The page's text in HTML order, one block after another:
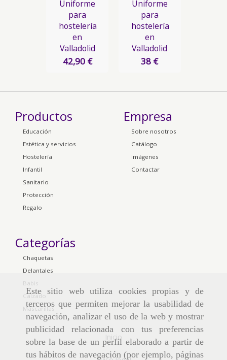
Este sitio web utiliza cookies propias y de
terceros que permiten mejorar la usabilidad de
navegación, analizar el uso de la web y mostrar
publicidad relacionada con tus preferencias
sobre la base de un perfil elaborado a partir de
tus hábitos de navegación (por ejemplo, páginas
Uniforme
para
hostelería
en
Valladolid
42,90 €
Uniforme
para
hostelería
en
Valladolid
38 €
Productos
Educación
Estética y servicios
Hostelería
Infantil
Sanitario
Protección
Regalo
Empresa
Sobre nosotros
Catálogo
Imágenes
Contactar
Categorías
Chaquetas
Delantales
Babis
Calzado
Mascarillas
Inicio